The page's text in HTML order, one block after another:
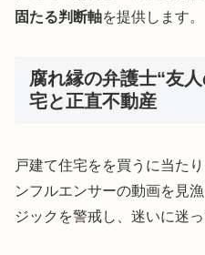
固たる判断軸を提供します。
腐れ縁の弁護士“友
宅と正直不動産
戸建て住宅をを買うに当た
ンフルエンサーの動画を見
ジックを警戒し、迷いに迷っ